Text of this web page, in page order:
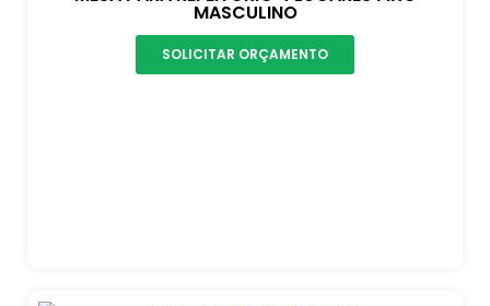
MASCULINO
SOLICITAR ORÇAMENTO